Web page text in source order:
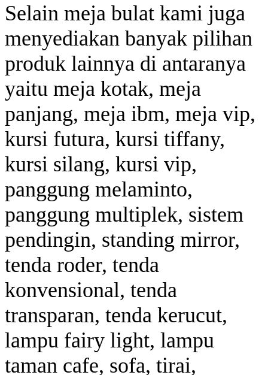
Selain meja bulat kami juga
menyediakan banyak pilihan
produk lainnya di antaranya
yaitu meja kotak, meja
panjang, meja ibm, meja vip,
kursi futura, kursi tiffany,
kursi silang, kursi vip,
panggung melaminto,
panggung multiplek, sistem
pendingin, standing mirror,
tenda roder, tenda
konvensional, tenda
transparan, tenda kerucut,
lampu fairy light, lampu
taman cafe, sofa, tirai,